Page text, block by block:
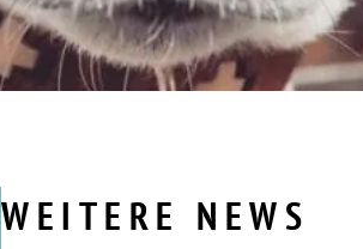
WEITERE NEWS